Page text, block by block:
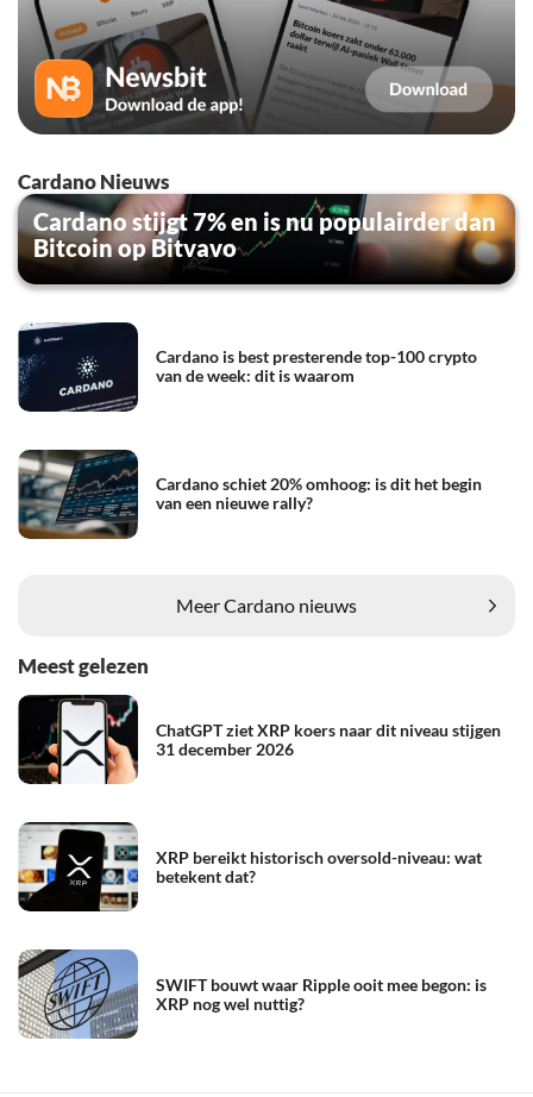
Cardano Nieuws
Cardano stijgt 7% en is nu populairder dan
Bitcoin op Bitvavo
Cardano is best presterende top-100 crypto
van de week: dit is waarom
Cardano schiet 20% omhoog: is dit het begin
van een nieuwe rally?
Meer Cardano nieuws
Meest gelezen
ChatGPT ziet XRP koers naar dit niveau stijgen
31 december 2026
XRP bereikt historisch oversold-niveau: wat
betekent dat?
SWIFT bouwt waar Ripple ooit mee begon: is
XRP nog wel nuttig?